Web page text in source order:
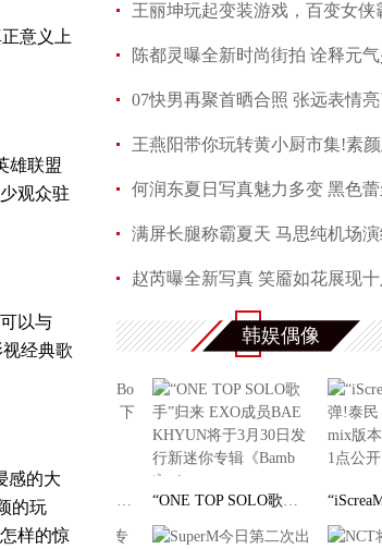
意义上
雄联盟
观众驻
以与
经典歌
感的大
的玩
样的惊
王丽坤玩起变装游戏，百变女侠
陈都灵曝全新时尚街拍 诠释元
07快男再聚首晒合照 张远表情亮
韩娱偶像
李秀满总制作人出席第二届世界文化产业论坛，并发